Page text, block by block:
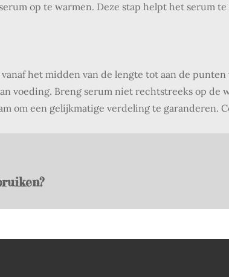
op te warmen. Deze stap helpt het serum
vanaf het midden van de lengte tot aan de punten
voeding. Breng serum niet rechtstreeks op de
om een gelijkmatige verdeling te garanderen.